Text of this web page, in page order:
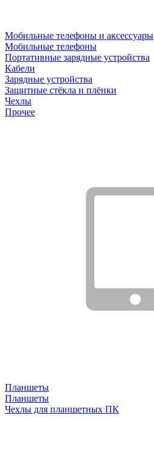
Мобильные телефоны и аксессуары
Мобильные телефоны
Портативные зарядные устройства
Кабели
Зарядные устройства
Защитные стёкла и плёнки
Чехлы
Прочее
Планшеты
Планшеты
Чехлы для планшетных ПК